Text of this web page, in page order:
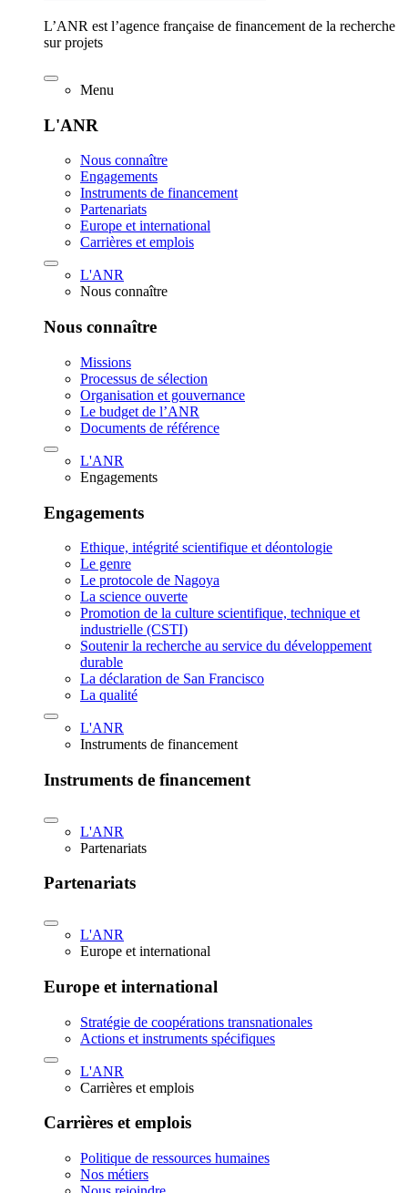
L’ANR est l’agence française de financement de la recherche
sur projets
Menu
L'ANR
Nous connaître
Engagements
Instruments de financement
Partenariats
Europe et international
Carrières et emplois
L'ANR
Nous connaître
Nous connaître
Missions
Processus de sélection
Organisation et gouvernance
Le budget de l’ANR
Documents de référence
L'ANR
Engagements
Engagements
Ethique, intégrité scientifique et déontologie
Le genre
Le protocole de Nagoya
La science ouverte
Promotion de la culture scientifique, technique et
industrielle (CSTI)
Soutenir la recherche au service du développement
durable
La déclaration de San Francisco
La qualité
L'ANR
Instruments de financement
Instruments de financement
L'ANR
Partenariats
Partenariats
L'ANR
Europe et international
Europe et international
Stratégie de coopérations transnationales
Actions et instruments spécifiques
L'ANR
Carrières et emplois
Carrières et emplois
Politique de ressources humaines
Nos métiers